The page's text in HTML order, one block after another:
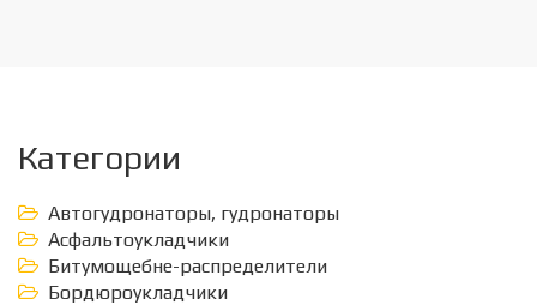
Категории
Автогудронаторы, гудронаторы
Асфальтоукладчики
Битумощебне-распределители
Бордюроукладчики